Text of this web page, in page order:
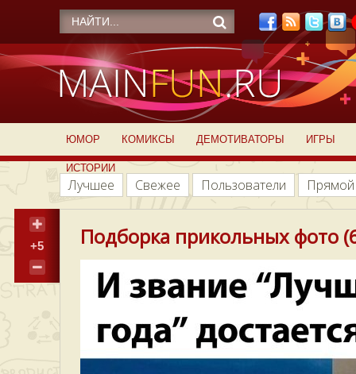
ЮМОР КОМИКСЫ ДЕМОТИВАТОРЫ ИГРЫ
ИСТОРИИ
Лучшее Свежее Пользователи
+5 Подборка прикольных фото